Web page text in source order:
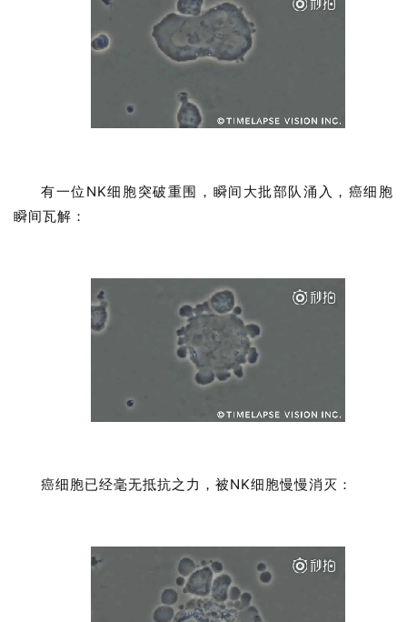
有一位NK细胞突破重围，瞬间大批部队涌入，癌细胞
瞬间瓦解：
癌细胞已经毫无抵抗之力，被NK细胞慢慢消灭：